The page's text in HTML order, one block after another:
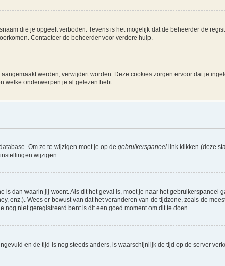
die je opgeeft verboden. Tevens is het mogelijk dat de beheerder de
Contacteer de beheerder voor verdere hulp.
werden, verwijdert worden. Deze cookies zorgen ervoor dat je
welke onderwerpen je al gelezen hebt.
Om ze te wijzigen moet je op de gebruikerspaneellink klikken (deze
wijzigen.
is dan waarin jij woont. Als dit het geval is, moet je naar het gebruikerspaneel
enz.). Wees er bewust van dat het veranderen van de tijdzone, zoals de
niet geregistreerd bent is dit een goed moment om dit te doen.
en de tijd is nog steeds anders, is waarschijnlijk de tijd op de server